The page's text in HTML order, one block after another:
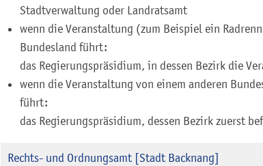
Stadtverwaltung oder Landratsamt
wenn die Veranstaltung (zum Beispiel ein
Bundesland führt:
das Regierungspräsidium, in dessen Bezirk die
wenn die Veranstaltung von einem anderen
führt:
das Regierungspräsidium, dessen Bezirk zuerst
Rechts- und Ordnungsamt [Stadt Backnang]